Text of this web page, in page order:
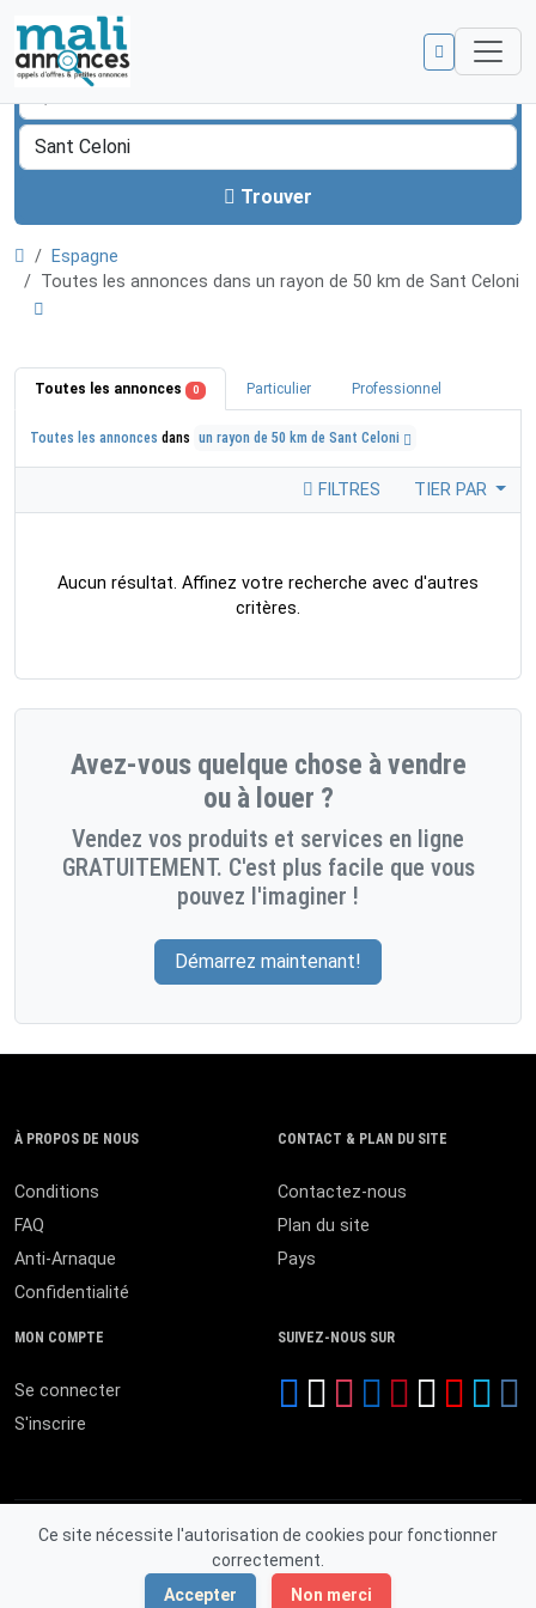
Trouver
Espagne
Toutes les annonces dans un rayon de 50 km de Sant Celoni
Toutes les annonces 0 Particulier Professionnel
Toutes les annonces dans un rayon de 50 km de Sant Celoni
FILTRES TIER PAR
Aucun résultat. Affinez votre recherche avec d'autres
critères.
Avez-vous quelque chose à vendre
ou à louer ?
Vendez vos produits et services en ligne
GRATUITEMENT. C'est plus facile que vous
pouvez l'imaginer !
Démarrez maintenant!
Ce site nécessite l'autorisation de cookies pour fonctionner
correctement.
Accepter
Non merci
À PROPOS DE NOUS
Conditions
FAQ
Anti-Arnaque
Confidentialité
CONTACT & PLAN DU SITE
Contactez-nous
Plan du site
Pays
MON COMPTE
Se connecter
S'inscrire
SUIVEZ-NOUS SUR
© 2026 MALI ANNONCES. Tous droits réservés.